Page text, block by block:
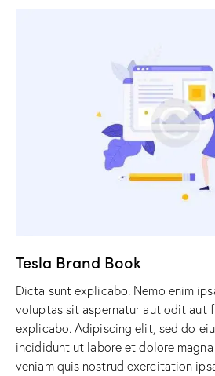
Tesla Brand Book
Dicta sunt explicabo. Nemo enim
voluptas sit aspernatur aut odit aut
explicabo. Adipiscing elit, sed do
incididunt ut labore et dolore
veniam quis nostrud exercitation